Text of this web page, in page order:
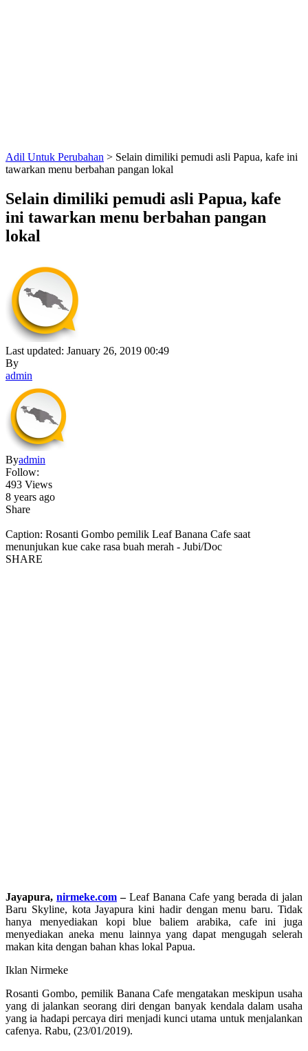
Adil Untuk Perubahan > Selain dimiliki pemudi asli Papua, kafe ini
tawarkan menu berbahan pangan lokal
Selain dimiliki pemudi asli Papua, kafe
ini tawarkan menu berbahan pangan
lokal
Last updated: January 26, 2019 00:49
By
admin
Byadmin
Follow:
493 Views
8 years ago
Share
Caption: Rosanti Gombo pemilik Leaf Banana Cafe saat
menunjukan kue cake rasa buah merah - Jubi/Doc
SHARE
Jayapura, nirmeke.com –Leaf Banana Cafe yang berada di jalan
Baru Skyline, kota Jayapura kini hadir dengan menu baru. Tidak
hanya menyediakan kopi blue baliem arabika, cafe ini juga
menyediakan aneka menu lainnya yang dapat mengugah selerah
makan kita dengan bahan khas lokal Papua.
Iklan Nirmeke
Rosanti Gombo, pemilik Banana Cafe mengatakan meskipun usaha
yang di jalankan seorang diri dengan banyak kendala dalam usaha
yang ia hadapi percaya diri menjadi kunci utama untuk menjalankan
cafenya. Rabu, (23/01/2019).